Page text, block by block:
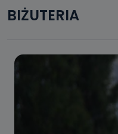
BIŻUTERIA